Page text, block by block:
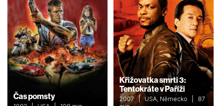
Čas pomsty
Křižovatka smrti 3:
Tentokráte v Paříži
2007 | USA, Německo | 87